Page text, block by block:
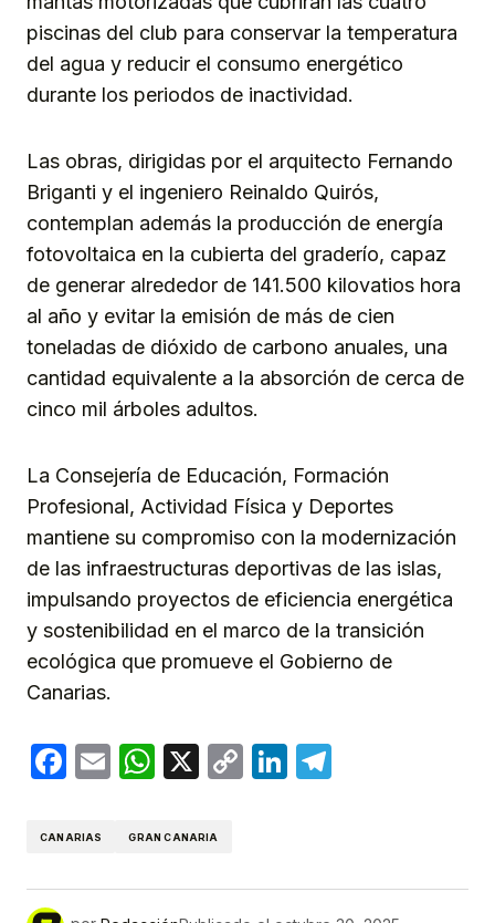
piscinas del club para conservar la temperatura
del agua y reducir el consumo energético
durante los periodos de inactividad.
Las obras, dirigidas por el arquitecto Fernando
Briganti y el ingeniero Reinaldo Quirós,
contemplan además la producción de energía
fotovoltaica en la cubierta del graderío, capaz
de generar alrededor de 141.500 kilovatios hora
al año y evitar la emisión de más de cien
toneladas de dióxido de carbono anuales, una
cantidad equivalente a la absorción de cerca de
cinco mil árboles adultos.
La Consejería de Educación, Formación
Profesional, Actividad Física y Deportes
mantiene su compromiso con la modernización
de las infraestructuras deportivas de las islas,
impulsando proyectos de eficiencia energética
y sostenibilidad en el marco de la transición
ecológica que promueve el Gobierno de
Canarias.
Facebook
EmailWhatsApp
X
CopyLinkedIn
CANARIAS GRAN CANARIA